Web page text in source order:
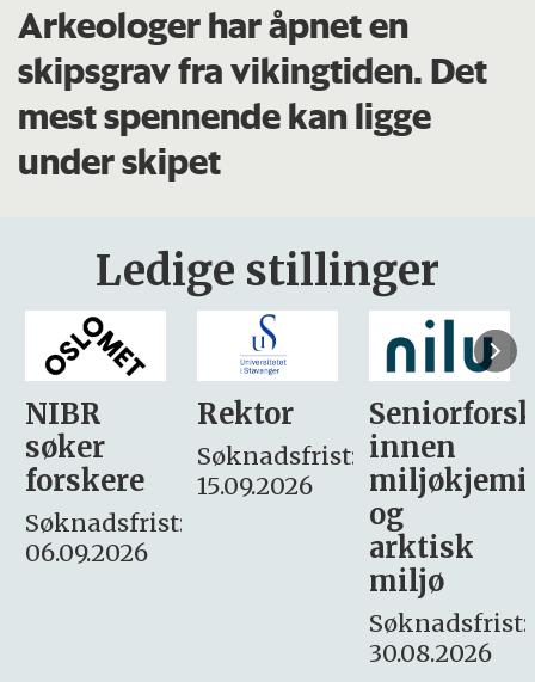
Arkeologer har åpnet en
skipsgrav fra vikingtiden. Det
mest spennende kan ligge
under skipet
Ledige stillinger
Rektor
Søknadsfrist:
15.09.2026
Seniorforsker
innen
miljøkjemi
søker
– fast
Søknadsfrist:
16. august.